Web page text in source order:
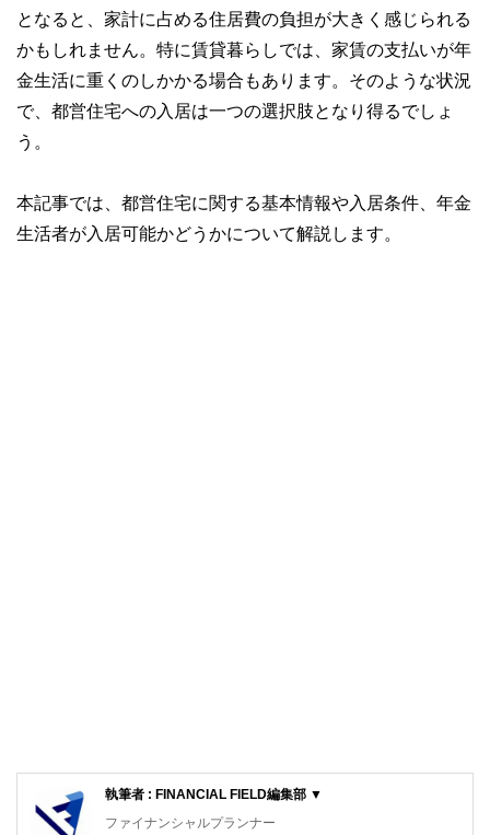
となると、家計に占める住居費の負担が大きく感じられる
かもしれません。特に賃貸暮らしでは、家賃の支払いが年
金生活に重くのしかかる場合もあります。そのような状況
で、都営住宅への入居は一つの選択肢となり得るでしょ
う。
本記事では、都営住宅に関する基本情報や入居条件、年金
生活者が入居可能かどうかについて解説します。
執筆者 : FINANCIAL FIELD編集部 ▼
ファイナンシャルプランナー